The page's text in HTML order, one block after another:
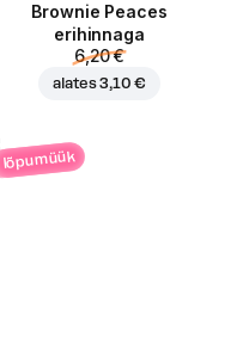
Brownie Peaces
erihinnaga
6,20 €
alates3,10 €
lõpumüük